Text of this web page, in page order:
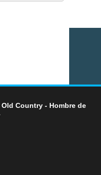
Country - Hombre de